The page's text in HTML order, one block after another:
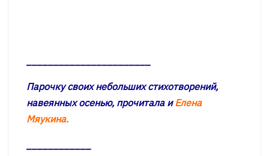
Парочку своих небольших стихотворений,
навеянных осенью, прочитала иЕлена
Мяукина.